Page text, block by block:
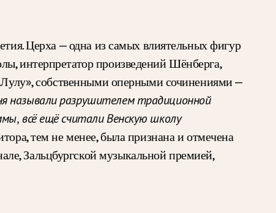
Церха — одна из самых влиятельных фигур
интерпретатор произведений Шёнберга,
собственными оперными сочинениями —
называли разрушителем традиционной
всё ещё считали Венскую школу
тем не менее, была признана и отмечена
Зальцбургской музыкальной премией,